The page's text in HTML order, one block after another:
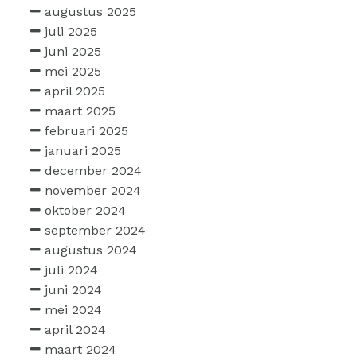
augustus 2025
juli 2025
juni 2025
mei 2025
april 2025
maart 2025
februari 2025
januari 2025
december 2024
november 2024
oktober 2024
september 2024
augustus 2024
juli 2024
juni 2024
mei 2024
april 2024
maart 2024